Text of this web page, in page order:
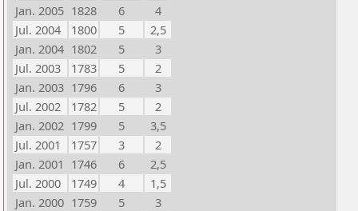
Jan. 2005 1828 6
4
Jul. 2004
1800 5
2,5
Jan. 2004 1802 5
3
Jul. 2003
1783 5
2
Jan. 2003 1796 6
3
Jul. 2002
1782 5
2
Jan. 2002 1799 5
3,5
Jul. 2001
1757 3
2
Jan. 2001 1746 6
2,5
Jul. 2000
1749 4
1,5
Jan. 2000 1759 5
3